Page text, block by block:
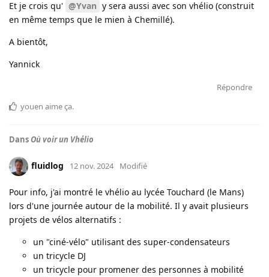
Et je crois qu' @Yvan y sera aussi avec son vhélio (construit
en même temps que le mien à Chemillé).
A bientôt,
Yannick
Répondre
youen aime ça.
Dans Où voir un Vhélio
fluidlog 12 nov. 2024 Modifié
Pour info, j'ai montré le vhélio au lycée Touchard (le Mans)
lors d'une journée autour de la mobilité. Il y avait plusieurs
projets de vélos alternatifs :
un "ciné-vélo" utilisant des super-condensateurs
un tricycle DJ
un tricycle pour promener des personnes à mobilité